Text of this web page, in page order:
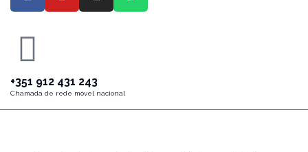
+351 912 431 243
Chamada de rede móvel nacional